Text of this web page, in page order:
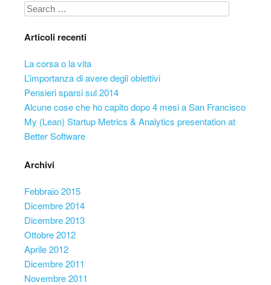
Search
Articoli recenti
La corsa o la vita
L’importanza di avere degli obiettivi
Pensieri sparsi sul 2014
Alcune cose che ho capito dopo 4 mesi a San Francisco
My (Lean) Startup Metrics & Analytics presentation at
Better Software
Archivi
Febbraio 2015
Dicembre 2014
Dicembre 2013
Ottobre 2012
Aprile 2012
Dicembre 2011
Novembre 2011